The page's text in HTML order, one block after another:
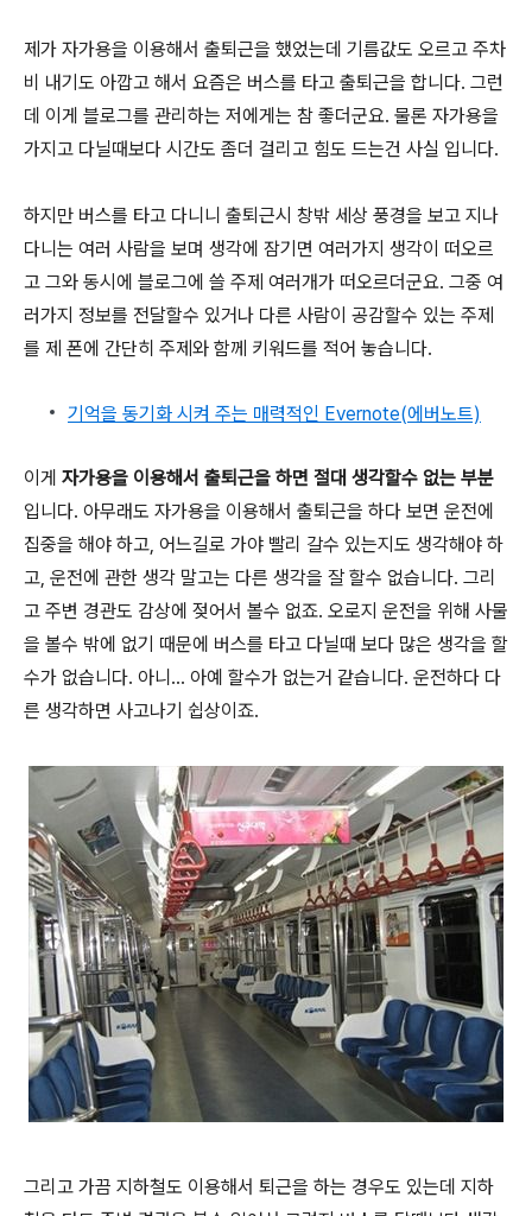
제가 자가용을 이용해서 출퇴근을 했었는데 기름값도 오르고 주차
비 내기도 아깝고 해서 요즘은 버스를 타고 출퇴근을 합니다. 그런
데 이게 블로그를 관리하는 저에게는 참 좋더군요. 물론 자가용을
가지고 다닐때보다 시간도 좀더 걸리고 힘도 드는건 사실 입니다.
하지만 버스를 타고 다니니 출퇴근시 창밖 세상 풍경을 보고 지나
다니는 여러 사람을 보며 생각에 잠기면 여러가지 생각이 떠오르
고 그와 동시에 블로그에 쓸 주제 여러개가 떠오르더군요. 그중 여
러가지 정보를 전달할수 있거나 다른 사람이 공감할수 있는 주제
를 제 폰에 간단히 주제와 함께 키워드를 적어 놓습니다.
기억을 동기화 시켜 주는 매력적인 Evernote(에버노트)
이게 자가용을 이용해서 출퇴근을 하면 절대 생각할수 없는 부분
입니다. 아무래도 자가용을 이용해서 출퇴근을 하다 보면 운전에
집중을 해야 하고, 어느길로 가야 빨리 갈수 있는지도 생각해야 하
고, 운전에 관한 생각 말고는 다른 생각을 잘 할수 없습니다. 그리
고 주변 경관도 감상에 젖어서 볼수 없죠. 오로지 운전을 위해 사물
을 볼수 밖에 없기 때문에 버스를 타고 다닐때 보다 많은 생각을 할
수가 없습니다. 아니... 아예 할수가 없는거 같습니다. 운전하다 다
른 생각하면 사고나기 쉽상이죠.
그리고 가끔 지하철도 이용해서 퇴근을 하는 경우도 있는데 지하